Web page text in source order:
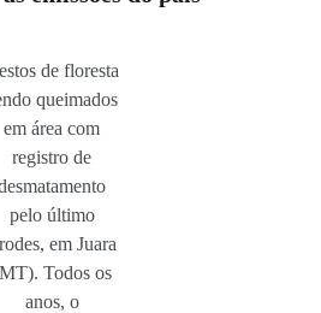
de floresta
queimados
em área com
registro de
pelo último
em Juara
Todos os
anos, o